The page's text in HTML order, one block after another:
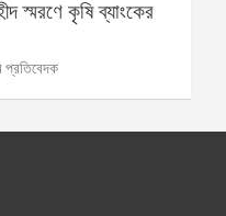
স্মরণে কৃষি ব্যাংকের
প্রতিবেদক